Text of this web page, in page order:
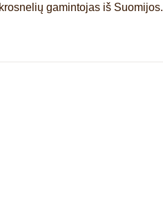
gamintojas iš Suomijos.